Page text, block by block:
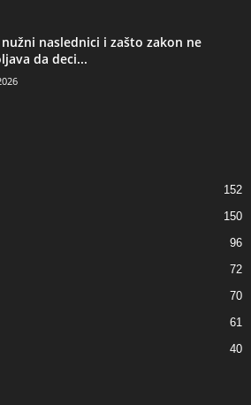
nužni naslednici i zašto zakon ne
da deci...
152
150
96
72
70
61
40